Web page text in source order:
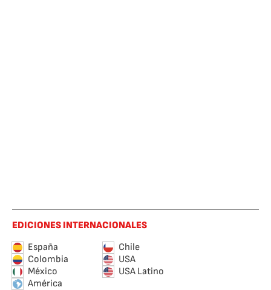
EDICIONES INTERNACIONALES
España
Chile
Colombia
USA
México
USA Latino
América